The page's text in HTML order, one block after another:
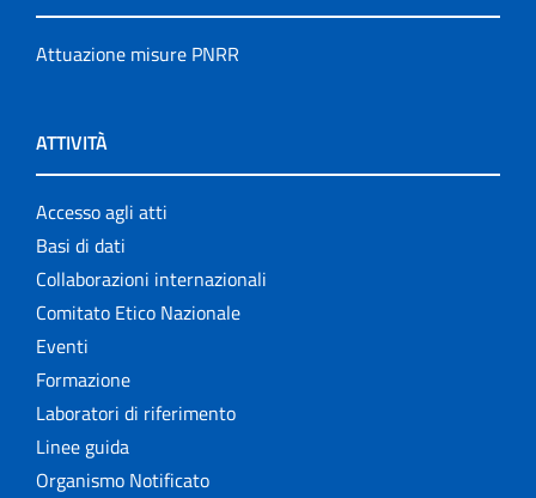
Attuazione misure PNRR
ATTIVITÀ
Accesso agli atti
Basi di dati
Collaborazioni internazionali
Comitato Etico Nazionale
Eventi
Formazione
Laboratori di riferimento
Linee guida
Organismo Notificato